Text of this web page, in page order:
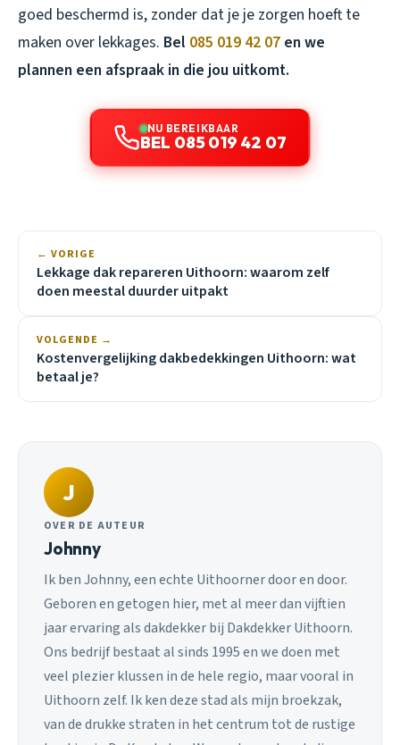
goed beschermd is, zonder dat je je zorgen hoeft te
maken over lekkages. Bel 085 019 42 07 en we
plannen een afspraak in die jou uitkomt.
NU BEREIKBAAR
BEL 085 019 42 07
← VORIGE
Lekkage dak repareren Uithoorn: waarom zelf
doen meestal duurder uitpakt
VOLGENDE →
Kostenvergelijking dakbedekkingen Uithoorn: wat
betaal je?
J
OVER DE AUTEUR
Johnny
Ik ben Johnny, een echte Uithoorner door en door.
Geboren en getogen hier, met al meer dan vijftien
jaar ervaring als dakdekker bij Dakdekker Uithoorn.
Ons bedrijf bestaat al sinds 1995 en we doen met
veel plezier klussen in de hele regio, maar vooral in
Uithoorn zelf. Ik ken deze stad als mijn broekzak,
van de drukke straten in het centrum tot de rustige